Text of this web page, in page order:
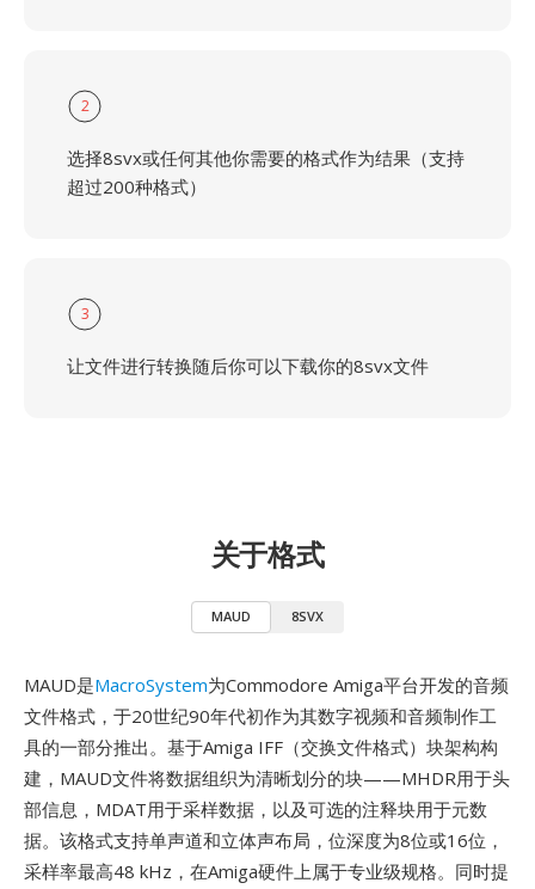
2
选择8svx或任何其他你需要的格式作为结果（支持
超过200种格式）
3
让文件进行转换随后你可以下载你的8svx文件
关于格式
MAUD 8SVX
MAUD是MacroSystem为Commodore Amiga平台开发的音频
文件格式，于20世纪90年代初作为其数字视频和音频制作工
具的一部分推出。基于Amiga IFF（交换文件格式）块架构构
建，MAUD文件将数据组织为清晰划分的块——MHDR用于头
部信息，MDAT用于采样数据，以及可选的注释块用于元数
据。该格式支持单声道和立体声布局，位深度为8位或16位，
采样率最高48 kHz，在Amiga硬件上属于专业级规格。同时提